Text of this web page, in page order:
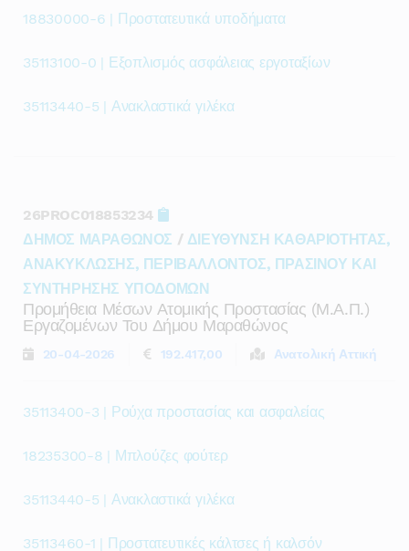
18830000-6 | Προστατευτικά υποδήματα
35113100-0 | Εξοπλισμός ασφάλειας εργοταξίων
35113440-5 | Ανακλαστικά γιλέκα
26PROC018853234
ΔΗΜΟΣ ΜΑΡΑΘΩΝΟΣ / ΔΙΕΥΘΥΝΣΗ ΚΑΘΑΡΙΟΤΗΤΑΣ,
ΑΝΑΚΥΚΛΩΣΗΣ, ΠΕΡΙΒΑΛΛΟΝΤΟΣ, ΠΡΑΣΙΝΟΥ ΚΑΙ
ΣΥΝΤΗΡΗΣΗΣ ΥΠΟΔΟΜΩΝ
Προμήθεια Μέσων Ατομικής Προστασίας (μ.α.π.)
Εργαζομένων Του Δήμου Μαραθώνος
20-04-2026 192.417,00 Ανατολική Αττική
35113400-3 | Ρούχα προστασίας και ασφαλείας
18235300-8 | Μπλούζες φούτερ
35113440-5 | Ανακλαστικά γιλέκα
35113460-1 | Προστατευτικές κάλτσες ή καλσόν